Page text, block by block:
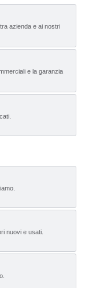
azienda e ai nostri
e la garanzia
nuovi e usati.